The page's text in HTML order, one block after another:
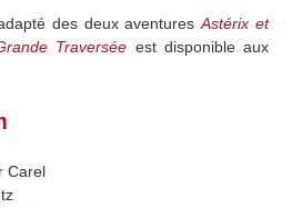
des deux aventuresAstérix et
Traversée est disponible aux
Carel